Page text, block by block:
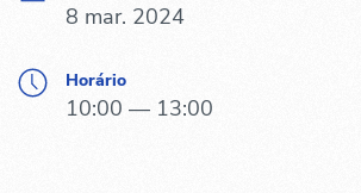
8 mar. 2024
Horário
10:00 — 13:00